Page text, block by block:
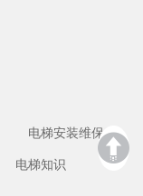
电梯安装维保
电梯知识